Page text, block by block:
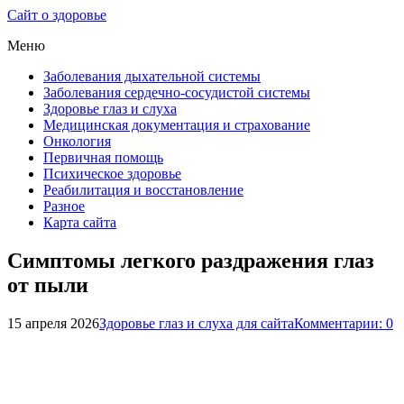
Сайт о здоровье
Меню
Заболевания дыхательной системы
Заболевания сердечно-сосудистой системы
Здоровье глаз и слуха
Медицинская документация и страхование
Онкология
Первичная помощь
Психическое здоровье
Реабилитация и восстановление
Разное
Карта сайта
Симптомы легкого раздражения глаз
от пыли
15 апреля 2026Здоровье глаз и слуха для сайтаКомментарии: 0